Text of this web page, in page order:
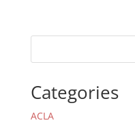
Categories
ACLA